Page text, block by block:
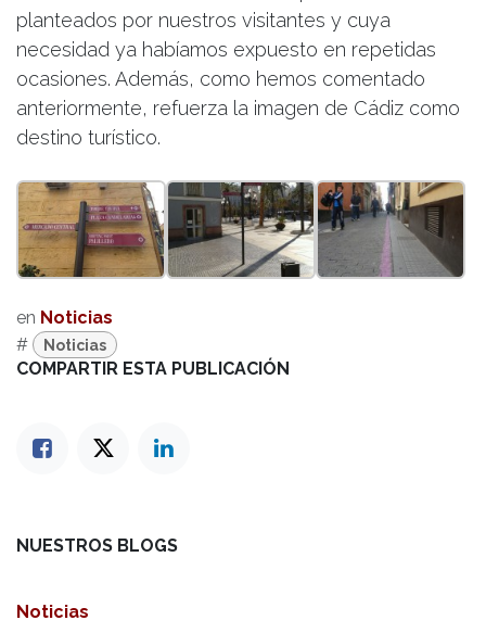
planteados por nuestros visitantes y cuya
necesidad ya habíamos expuesto en repetidas
ocasiones. Además, como hemos comentado
anteriormente, refuerza la imagen de Cádiz como
destino turístico.
en Noticias
#
Noticias
COMPARTIR ESTA PUBLICACIÓN
NUESTROS BLOGS
Noticias